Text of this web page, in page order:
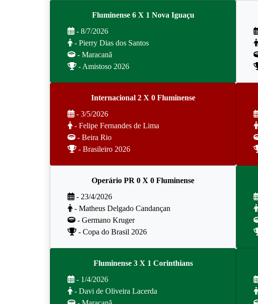
Fluminense 6 X 1 Nova Iguaçu
- 8/7/2026
- Pierry Dias dos Santos
- Maracanã
- Amistoso 2026
Internacional 2 X 0 Fluminense
- 3/5/2026
- Felipe Fernandes de Lima
- Beira Rio
- Brasileiro 2026
Operário PR 0 X 0 Fluminense
- 23/4/2026
- Matheus Delgado Candançan
- Germano Kruger
- Copa do Brasil 2026
Fluminense 3 X 1 Corinthians
- 1/4/2026
- Davi de Oliveira Lacerda